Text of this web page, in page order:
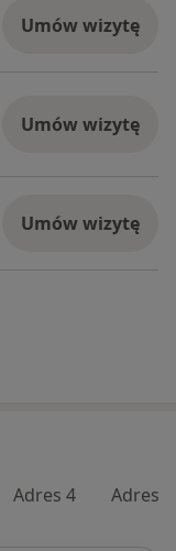
Umów wizytę
Umów wizytę
Umów wizytę
Adres 4 Adres 5